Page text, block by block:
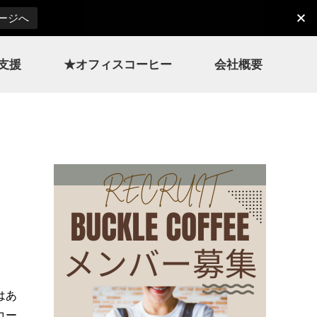
援 ★オフィスコーヒー 会社概要
あ
ジへ